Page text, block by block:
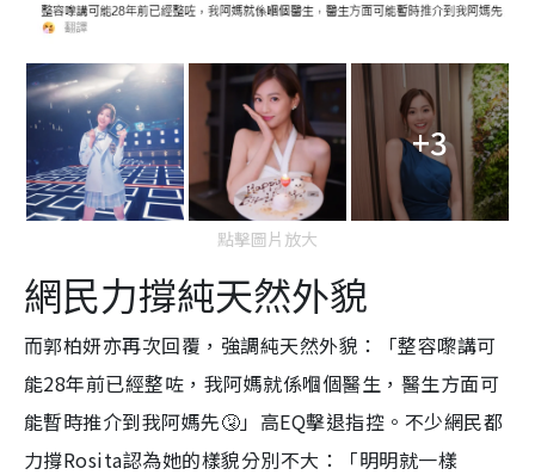
+3
點擊圖片放大
網民力撐純天然外貌
而郭柏妍亦再次回覆，強調純天然外貌：「整容嚟講可
能28年前已經整咗，我阿媽就係嗰個醫生，醫生方面可
能暫時推介到我阿媽先🤧」高EQ擊退指控。不少網民都
力撐Rosita認為她的樣貌分別不大：「明明就一樣